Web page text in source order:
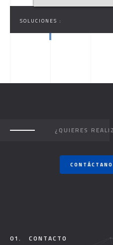
SOLUCIONES :
¿QUIERES
01. CONTACTO